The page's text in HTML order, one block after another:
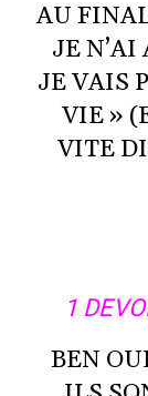
AU
JE N’AI
JE VAIS
VIE »
VITE
1
BEN